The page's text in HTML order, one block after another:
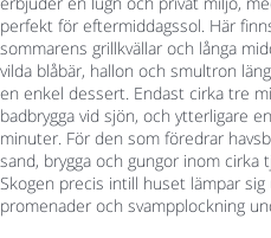
perfekt för eftermiddagssol. Här
sommarens grillkvällar och långa
vilda blåbär, hallon och smultron
en enkel dessert. Endast cirka tre
badbrygga vid sjön, och ytterligare
minuter. För den som föredrar
sand, brygga och gungor inom
Skogen precis intill huset lämpar
promenader och svampplockning